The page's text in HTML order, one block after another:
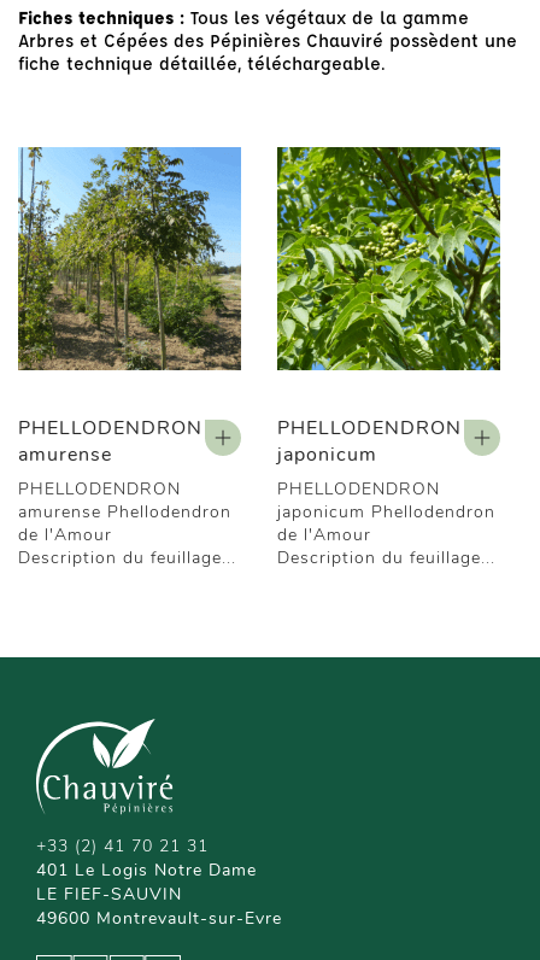
Fiches techniques : Tous les végétaux de la gamme
Arbres et Cépées des Pépinières Chauviré possèdent une
fiche technique détaillée, téléchargeable.
PHELLODENDRON
amurense
PHELLODENDRON
amurense Phellodendron
de l'Amour
Description du feuillage...
PHELLODENDRON
japonicum
PHELLODENDRON
japonicum Phellodendron
de l'Amour
Description du feuillage...
+33 (2) 41 70 21 31
401 Le Logis Notre Dame
LE FIEF-SAUVIN
49600 Montrevault-sur-Evre